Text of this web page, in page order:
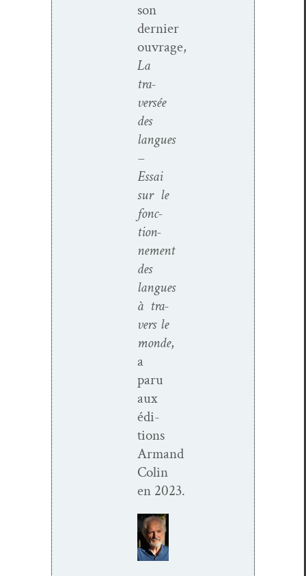
son
dernier
ouvrage,
La
tra­
ver­sée
des
langues
–
Essai
sur le
fonc­
tion­
nement
des
langues
à tra­
vers le
monde,
a
paru
aux
édi­
tions
Armand
Col­in
en 2023.